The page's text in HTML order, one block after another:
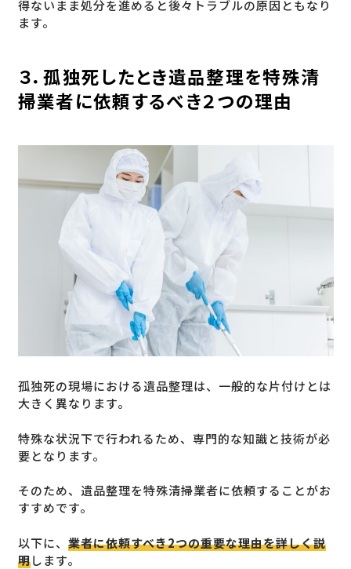
得ないまま処分を進めると後々トラブルの原因ともなり
ます。
３．孤独死したとき遺品整理を特殊清
掃業者に依頼するべき２つの理由
孤独死の現場における遺品整理は、一般的な片付けとは
大きく異なります。
特殊な状況下で行われるため、専門的な知識と技術が必
要となります。
そのため、遺品整理を特殊清掃業者に依頼することがお
すすめです。
以下に、 業者に依頼すべき2つの重要な理由を詳しく説
明します。